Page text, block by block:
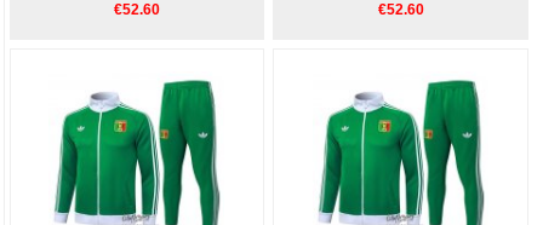
€52.60 €52.60